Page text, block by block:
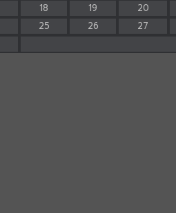
18 19 20
25 26 27